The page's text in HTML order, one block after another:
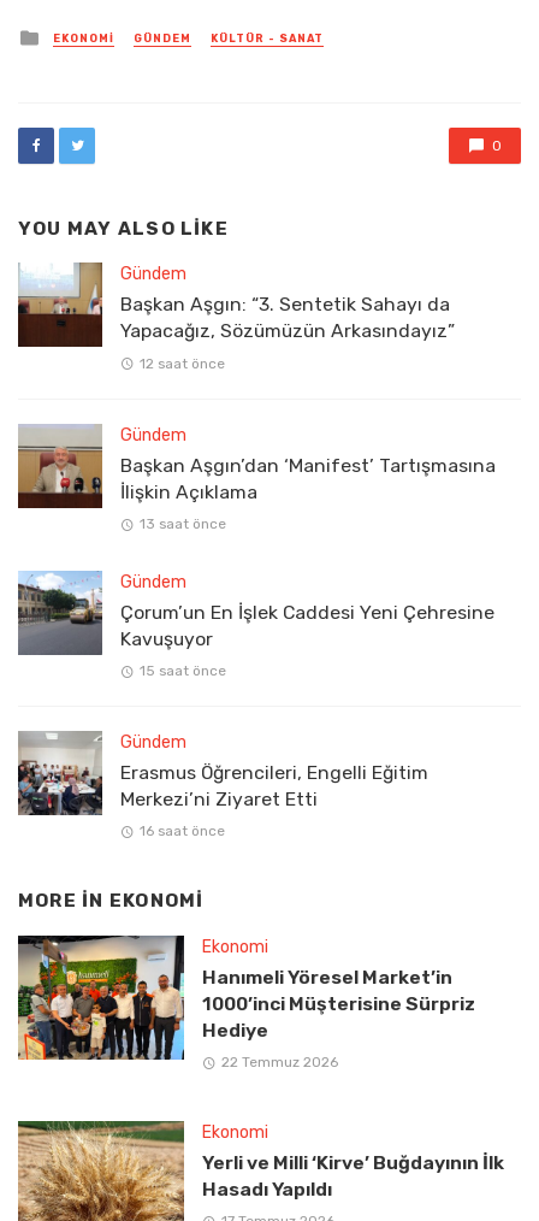
Posted
in
EKONOMI GÜNDEM KÜLTÜR - SANAT
0
YOU MAY ALSO LIKE
Gündem
Başkan Aşgın: “3. Sentetik Sahayı da
Yapacağız, Sözümüzün Arkasındayız”
12 saat önce
Gündem
Başkan Aşgın’dan ‘Manifest’ Tartışmasına
İlişkin Açıklama
13 saat önce
Gündem
Çorum’un En İşlek Caddesi Yeni Çehresine
Kavuşuyor
15 saat önce
Gündem
Erasmus Öğrencileri, Engelli Eğitim
Merkezi’ni Ziyaret Etti
16 saat önce
MORE IN EKONOMI
Ekonomi
Hanımeli Yöresel Market’in
1000’inci Müşterisine Sürpriz
Hediye
22 Temmuz 2026
Ekonomi
Yerli ve Milli ‘Kirve’ Buğdayının İlk
Hasadı Yapıldı